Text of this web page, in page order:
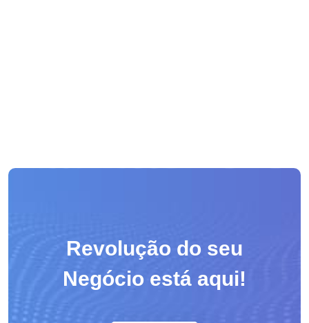
Revolução do seu
Negócio está aqui!